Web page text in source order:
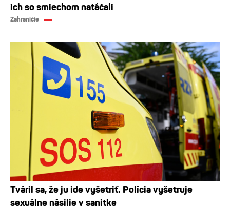
ich so smiechom natáčali
Zahraničie
Tváril sa, že ju ide vyšetriť. Polícia vyšetruje
sexuálne násilie v sanitke